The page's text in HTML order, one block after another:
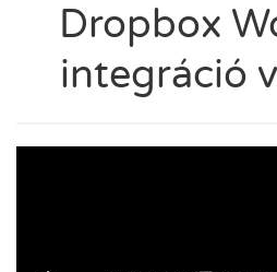
Dropbox
integráció